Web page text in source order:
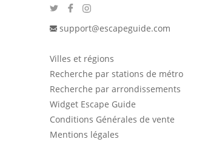
support@escapeguide.com
Villes et régions
Recherche par stations de métro
Recherche par arrondissements
Widget Escape Guide
Conditions Générales de vente
Mentions légales